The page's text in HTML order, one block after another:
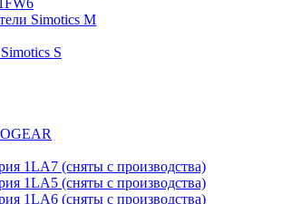
Simotics M
S
1LA7 (сняты с производства)
1LA5 (сняты с производства)
1LA6 (сняты с производства)